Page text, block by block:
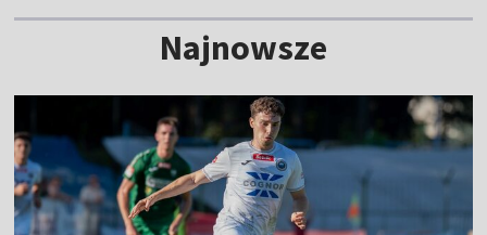
Najnowsze